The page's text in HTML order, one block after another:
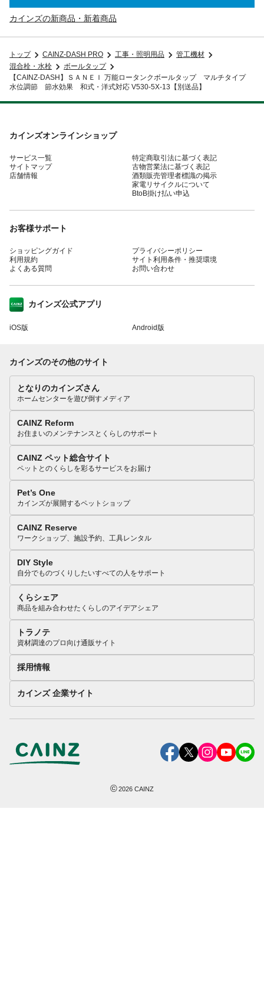
カインズの新商品・新着商品
トップ CAINZ-DASH PRO 工事・照明用品
管工機材
混合栓・水栓
ボールタップ
【CAINZ-DASH】ＳＡＮＥＩ 万能ロータンクボールタップ マルチタイプ
水位調節 節水効果 和式・洋式対応 V530-5X-13【別送品】
カインズオンラインショップ
サービス一覧
サイトマップ
店舗情報
特定商取引法に基づく表記
古物営業法に基づく表記
酒類販売管理者標識の掲示
家電リサイクルについて
BtoB掛け払い申込
お客様サポート
ショッピングガイド
利用規約
よくある質問
プライバシーポリシー
サイト利用条件・推奨環境
お問い合わせ
カインズ公式アプリ
iOS版 Android版
カインズのその他のサイト
となりのカインズさん
ホームセンターを遊び倒すメディア
CAINZ Reform
お住まいのメンテナンスとくらしのサポート
CAINZ ペット総合サイト
ペットとのくらしを彩るサービスをお届け
Pet’s One
カインズが展開するペットショップ
CAINZ Reserve
ワークショップ、施設予約、工具レンタル
DIY Style
自分でものづくりしたいすべての人をサポート
くらシェア
商品を組み合わせたくらしのアイデアシェア
トラノテ
資材調達のプロ向け通販サイト
採用情報
カインズ 企業サイト
©2026 CAINZ